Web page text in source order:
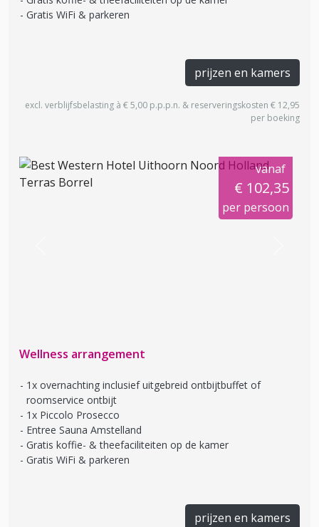
Gratis WiFi & parkeren
prijzen en kamers
excl. verblijfsbelasting à € 5,00 p.p.p.n. & reserveringskosten € 12,95
per boeking
vanaf
€ 102,35
per persoon
Wellness arrangement
1x overnachting inclusief uitgebreid ontbijtbuffet of
roomservice ontbijt
1x Piccolo Prosecco
Entree Sauna Amstelland
Gratis koffie- & theefaciliteiten op de kamer
Gratis WiFi & parkeren
prijzen en kamers